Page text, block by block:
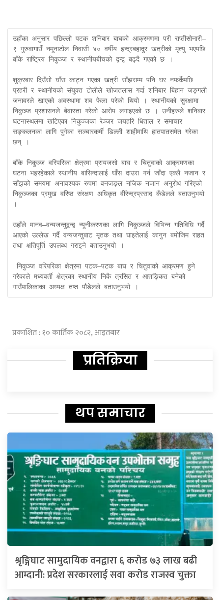
उहाँका अनुसार पछिल्लो पटक शनिबार बाघको आक्रमणमा परी राप्तीसोनारी–
९ गुरुवागाउँ नमूनाटोल निवासी ४० वर्षीय इन्द्रबहादुर खत्रीको मृत्यु भएपछि
बाँके राष्ट्रिय निकुञ्ज र स्थानीयबीचको द्वन्द्व बढ्दै गएको छ ।
शुक्रबार दिउँसो घाँस काट्न गएका खत्री साँझसम्म पनि घर नफर्केपछि
प्रहरी र स्थानीयको संयुक्त टोलीले खोजतलास गर्दा शनिबार बिहान जङ्गली
जनावरले खाएको अवस्थामा शव फेला परेको थियो । स्थानीयको सुरक्षामा
निकुञ्ज प्रशासनले बेवास्ता गरेको आरोप लगाइएको छ । उनीहरुले शनिबार
घटनास्थलमा खटिएका निकुञ्जका रेञ्जर जयहरि धिताल र समाचार
सङ्कलनका लागि पुगेका सञ्चारकर्मी डिल्ली शाहीमाथि हातपातसमेत गरेका
छन् ।
बाँके निकुञ्ज वरिपरिका क्षेत्रमा प्रायजसो बाघ र चितुवाको आक्रमणका
घटना भइरहेकाले स्थानीय बासिन्दालाई घाँस दाउरा गर्न जाँदा एक्लै नजान र
साँझको समयमा अनावश्यक रुपमा वनजङ्ल नजिक नजान अनुरोध गरिएको
निकुञ्जका प्रमुख वरिष्ठ संरक्षण अधिकृत वीरेन्द्रप्रसाद कँडेलले बताउनुभयो
।
उहाँले मानव–वन्यजन्तुद्वन्द्व न्यूनीकरणका लागि निकुञ्जले विभिन्न गतिविधि गर्दै
आएको उल्लेख गर्दै वन्यजन्तुबाट मृतक तथा घाइतेलाई कानुन बमोजिम राहत
तथा क्षतिपूर्ति उपलब्ध गराइने बताउनुभयो ।
गरेकाले मध्यवर्ती क्षेत्रका स्थानीय निकै त्रसित र आतङ्कित बनेको
गाउँपालिकाका अध्यक्ष तप्त पौडेलले बताउनुभयो ।
प्रकाशित : १० कार्तिक २०८२, आइतबार
प्रतिक्रिया
थप समाचार
श्रृङ्गिघाट सामुदायिक वनद्वारा ६ करोड ७३ लाख बढी
आम्दानी: प्रदेश सरकारलाई सवा करोड राजस्व चुक्ता